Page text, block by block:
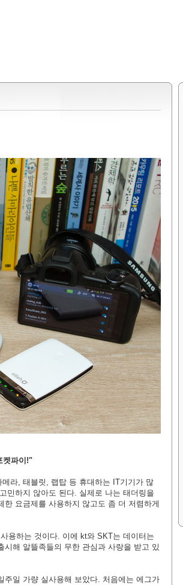
켓파이!"
라, 태블릿, 랩탑 등 휴대하는 IT기기가 많
민하지 않아도 된다. 실제로 나는 태더링을
한 요금제를 사용하지 않고도 좀 더 저렴하게
용하는 것이다. 이에 kt와 SKT는 데이터는
해 알뜰족들의 무한 관심과 사랑을 받고 있
주일 가량 실사용해 보았다. 처음에는 에그가